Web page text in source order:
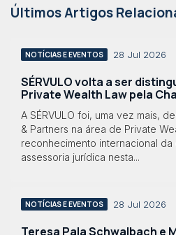
Últimos Artigos
NOTÍCIAS E EVENTOS 28 Jul 2026
SÉRVULO volta a ser
Private Wealth Law pela
A SÉRVULO foi, uma vez mais,
& Partners na área de Private
reconhecimento internacional da
assessoria jurídica nesta...
NOTÍCIAS E EVENTOS 28 Jul 2026
Teresa Pala Schwalbach e